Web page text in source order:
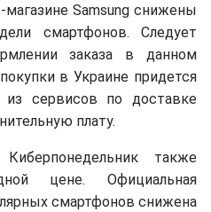
Samsung снижены
смартфонов. Следует
заказа в данном
в Украине придется
из сервисов по доставке
плату.
также
цене. Официальная
смартфонов снижена